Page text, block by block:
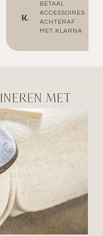
BETAAL
ACCESSOIRES
ACHTERAF
MET KLARNA
MET